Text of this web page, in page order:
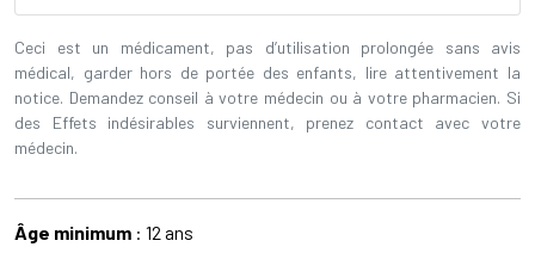
Ceci est un médicament, pas d’utilisation prolongée sans avis
médical, garder hors de portée des enfants, lire attentivement la
notice. Demandez conseil à votre médecin ou à votre pharmacien. Si
des Effets indésirables surviennent, prenez contact avec votre
médecin.
Âge minimum : 12 ans